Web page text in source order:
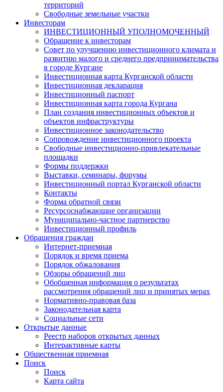
территорий
Свободные земельные участки
Инвесторам
ИНВЕСТИЦИОННЫЙ УПОЛНОМОЧЕННЫЙ
Обращение к инвесторам
Совет по улучшению инвестиционного климата и
развитию малого и среднего предпринимательства
в городе Кургане
Инвестиционная карта Курганской области
Инвестиционная декларация
Инвестиционный паспорт
Инвестиционная карта города Кургана
План создания инвестиционных объектов и
объектов инфраструктуры
Инвестиционное законодательство
Сопровождение инвестиционного проекта
Свободные инвестиционно-привлекательные
площадки
Формы поддержки
Выставки, семинары, форумы
Инвестиционный портал Курганской области
Контакты
Форма обратной связи
Ресурсоснабжающие организации
Муниципально-частное партнерство
Инвестиционный профиль
Обращения граждан
Интернет-приемная
Порядок и время приема
Порядок обжалования
Обзоры обращений лиц
Обобщенная информация о результатах
рассмотрения обращений лиц и принятых мерах
Нормативно-правовая база
Законодательная карта
Социальные сети
Открытые данные
Реестр наборов открытых данных
Интерактивные карты
Общественная приемная
Поиск
Поиск
Карта сайта